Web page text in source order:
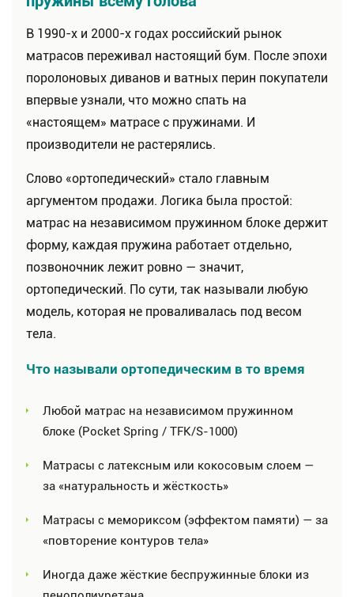
В 1990-х и 2000-х годах российский рынок
матрасов переживал настоящий бум. После эпохи
поролоновых диванов и ватных перин покупатели
впервые узнали, что можно спать на
«настоящем» матрасе с пружинами. И
производители не растерялись.
Слово «ортопедический» стало главным
аргументом продажи. Логика была простой:
матрас на независимом пружинном блоке держит
форму, каждая пружина работает отдельно,
позвоночник лежит ровно — значит,
ортопедический. По сути, так называли любую
модель, которая не проваливалась под весом
тела.
Что называли ортопедическим в то время
Любой матрас на независимом пружинном
блоке (Pocket Spring / TFK/S-1000)
Матрасы с латексным или кокосовым слоем —
за «натуральность и жёсткость»
Матрасы с мемориксом (эффектом памяти) — за
«повторение контуров тела»
Иногда даже жёсткие беспружинные блоки из